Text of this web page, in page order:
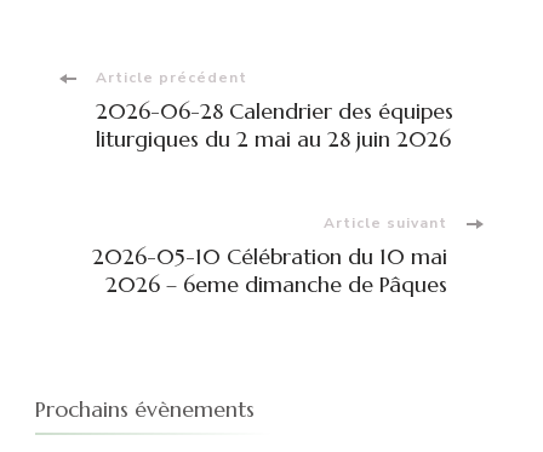
Navigation
d'article
Article précédent
2026-06-28 Calendrier des équipes
liturgiques du 2 mai au 28 juin 2026
Article suivant
2026-05-10 Célébration du 10 mai
2026 – 6eme dimanche de Pâques
Prochains évènements